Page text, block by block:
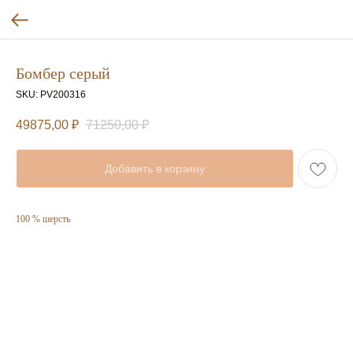
Бомбер серый
SKU: PV200316
49875,00 ₽ 71250,00 ₽
Добавить в корзину
100 % шерсть